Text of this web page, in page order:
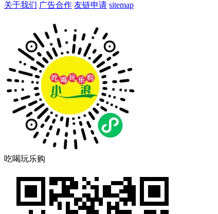
关于我们 广告合作 友链申请 sitemap
吃喝玩乐购